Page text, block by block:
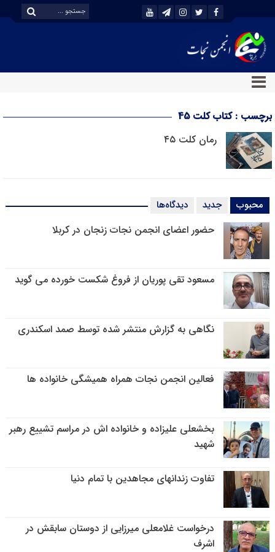
برچسب : کتاب کلت 45
رمان کلت ۴۵
محبوب جدید دیدگاه‌ها
حضور اعضای انجمن نجات زنجان در کربلا
مسعود تقی پوریان از فروغ شکست خورده می گوید
نگاهی به گزارش منتشر شده توسط صمد اسکندری
فعالین انجمن نجات همراه همیشگی خانواده ها
بخشعلی علیزاده و خانواده اش در مراسم تشییع رهبر
شهید
تفاوت زندانهای مجاهدین با تمام دنیا
درخواست غلامعلی میرزایی از دوستان سابقش در
اشرف